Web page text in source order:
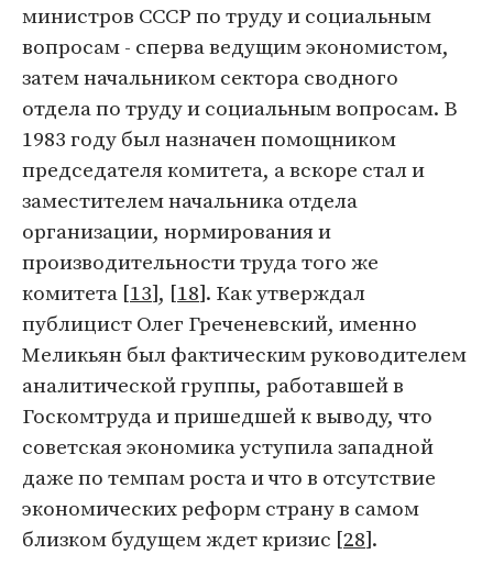
министров СССР по труду и социальным
вопросам - сперва ведущим экономистом,
затем начальником сектора сводного
отдела по труду и социальным вопросам. В
1983 году был назначен помощником
председателя комитета, а вскоре стал и
заместителем начальника отдела
организации, нормирования и
производительности труда того же
комитета [13], [18]. Как утверждал
публицист Олег Греченевский, именно
Меликьян был фактическим руководителем
аналитической группы, работавшей в
Госкомтруда и пришедшей к выводу, что
советская экономика уступила западной
даже по темпам роста и что в отсутствие
экономических реформ страну в самом
близком будущем ждет кризис [28].